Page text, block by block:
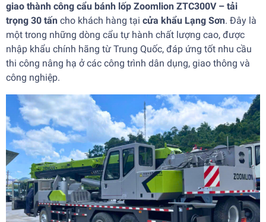
giao thành công cẩu bánh lốp Zoomlion ZTC300V – tải
trọng 30 tấn cho khách hàng tại cửa khẩu Lạng Sơn. Đây là
một trong những dòng cẩu tự hành chất lượng cao, được
nhập khẩu chính hãng từ Trung Quốc, đáp ứng tốt nhu cầu
thi công nâng hạ ở các công trình dân dụng, giao thông và
công nghiệp.